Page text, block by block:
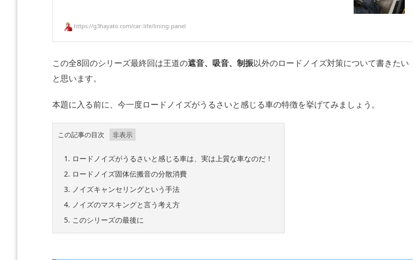
https://g3hayato.com/car-life/lining-panel
この全8回のシリーズ最終回は王道の遮音、吸音、制振以外のロードノイズ対策について書きたい
と思います。
本題に入る前に、今一度ロードノイズがうるさいと感じる車の特徴を挙げてみましょう。
この記事の目次
1. ロードノイズがうるさいと感じる車は、実は上質な車なのだ！
2. ロードノイズ固体伝搬音の分散消費
3. ノイズキャンセリングという手法
4. ノイズのマスキングと言う考え方
5. このシリーズの最後に